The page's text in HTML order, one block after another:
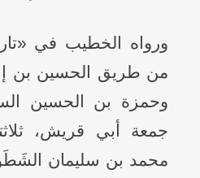
من طريق الحسين بن
وحمزة بن الحسين
جمعة أبي قريش،
محمد بن سليمان